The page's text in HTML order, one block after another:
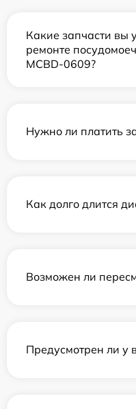
Какие запчасти вы
ремонте
MCBD-0609?
Нужно ли платить
Как долго длится
Возможен ли
Предусмотрен ли у